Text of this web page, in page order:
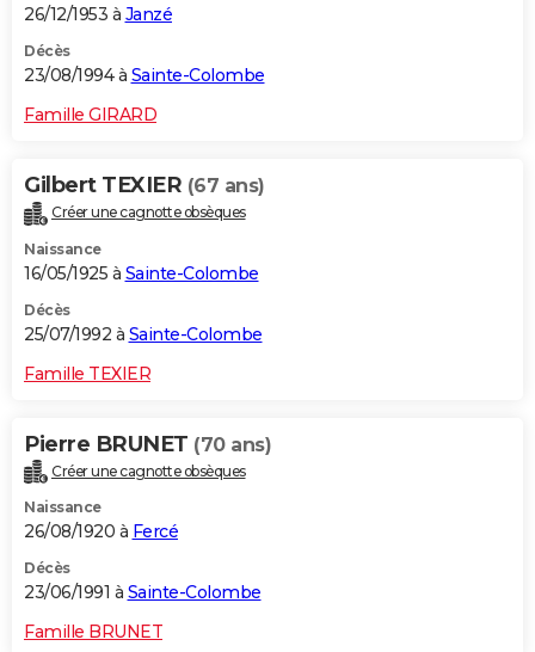
26/12/1953 à Janzé
Décès
23/08/1994 à Sainte-Colombe
Famille GIRARD
Gilbert TEXIER (67 ans)
Créer une cagnotte obsèques
Naissance
16/05/1925 à Sainte-Colombe
Décès
25/07/1992 à Sainte-Colombe
Famille TEXIER
Pierre BRUNET (70 ans)
Créer une cagnotte obsèques
Naissance
26/08/1920 à Fercé
Décès
23/06/1991 à Sainte-Colombe
Famille BRUNET